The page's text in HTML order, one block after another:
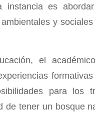
es
y
el
para los
de tener un bosque